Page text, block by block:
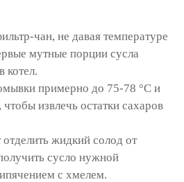
чан, не давая температуре
мутные порции сусла
котел.
примерно до 75-78 °C и
извлечь остатки сахаров
жидкий солод от
сусло нужной
с хмелем.